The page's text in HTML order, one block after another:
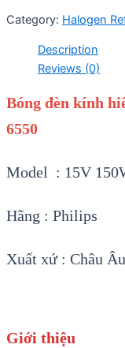
Category: Halogen
Description
Reviews (0)
Bóng đèn kính
6550
Model : 15V
Hãng : Philips
Xuất xứ : Châu Âu
Giới thiệu